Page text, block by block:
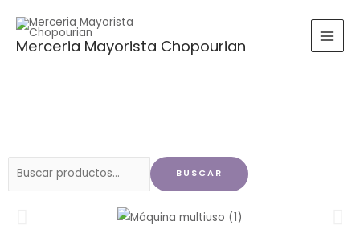
contenido
Merceria Mayorista Chopourian
Buscar
BUSCAR